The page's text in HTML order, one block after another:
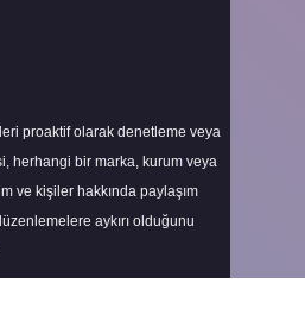
proaktif olarak denetleme veya
herhangi bir marka, kurum veya
ve kişiler hakkında paylaşım
aykırı olduğunu